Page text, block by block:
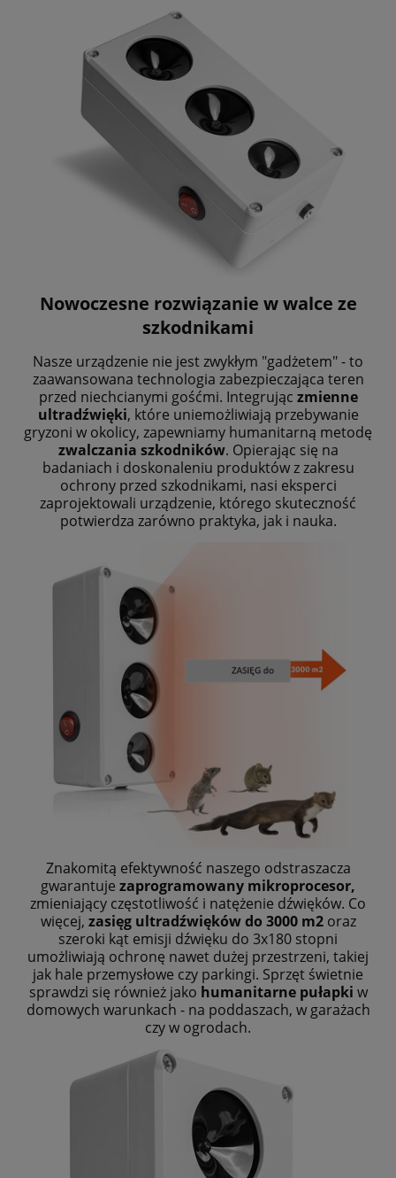
Nowoczesne rozwiązanie w walce ze
szkodnikami
Nasze urządzenie nie jest zwykłym "gadżetem" - to
zaawansowana technologia zabezpieczająca teren
przed niechcianymi gośćmi. Integrując zmienne
ultradźwięki, które uniemożliwiają przebywanie
gryzoni w okolicy, zapewniamy humanitarną metodę
zwalczania szkodników. Opierając się na
badaniach i doskonaleniu produktów z zakresu
ochrony przed szkodnikami, nasi eksperci
zaprojektowali urządzenie, którego skuteczność
potwierdza zarówno praktyka, jak i nauka.
Znakomitą efektywność naszego odstraszacza
gwarantuje zaprogramowany mikroprocesor,
zmieniający częstotliwość i natężenie dźwięków. Co
więcej, zasięg ultradźwięków do 3000 m2oraz
szeroki kąt emisji dźwięku do 3x180 stopni
umożliwiają ochronę nawet dużej przestrzeni, takiej
jak hale przemysłowe czy parkingi. Sprzęt świetnie
sprawdzi się również jako humanitarne pułapki w
domowych warunkach - na poddaszach, w garażach
czy w ogrodach.